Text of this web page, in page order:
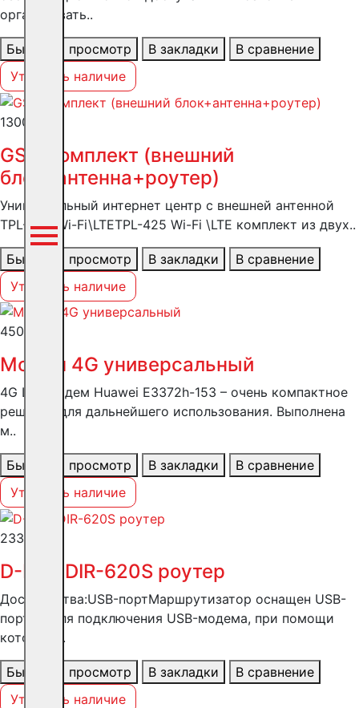
организовать..
Быстрый просмотр В закладки
В сравнение
Уточнить наличие
13000 ₽
GSM комплект (внешний
блок+антенна+роутер)
Универсальный интернет центр с внешней антенной
TPL-425 Wi-Fi\LTETPL-425 Wi-Fi \LTE комплект из двух..
Быстрый просмотр В закладки
В сравнение
Уточнить наличие
4500 ₽
Модем 4G универсальный
4G LTE модем Huawei E3372h-153 – очень компактное
решение для дальнейшего использования. Выполнена
м..
Быстрый просмотр В закладки
В сравнение
Уточнить наличие
2335 ₽
D-Link DIR-620S роутер
Достоинства:USB-портМаршрутизатор оснащен USB-
портом для подключения USB-модема, при помощи
которого..
Быстрый просмотр В закладки
В сравнение
Уточнить наличие